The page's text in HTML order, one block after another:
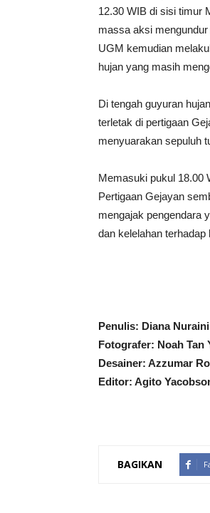
12.30 WIB di sisi timur
massa aksi mengundur
UGM kemudian
hujan yang masih
Di tengah guyuran
terletak di pertigaan
menyuarakan sepuluh
Memasuki pukul 18.00
Pertigaan Gejayan
mengajak pengendara
dan kelelahan terhadap
Penulis: Diana Nuraini
Fotografer: Noah Tan
Desainer: Azzumar
Editor: Agito
BAGIKAN